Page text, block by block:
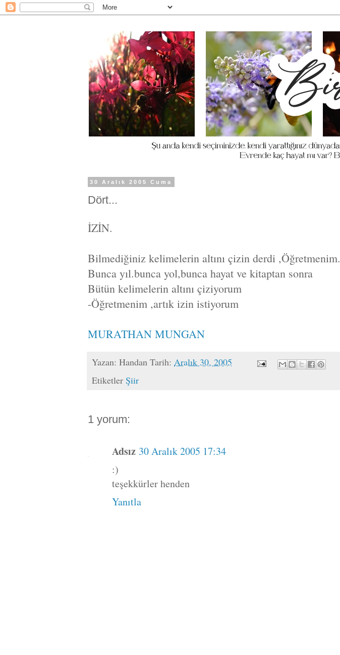
30 Aralık 2005 Cuma
Dört...
İZİN.
Bilmediğiniz kelimelerin altını çizin derdi ,Öğretmenim.
Bunca yıl.bunca yol,bunca hayat ve kitaptan sonra
Bütün kelimelerin altını çiziyorum
-Öğretmenim ,artık izin istiyorum
MURATHAN MUNGAN
Yazan: Handan Tarih: Aralık 30, 2005
Etiketler Şiir
1 yorum:
Adsız 30 Aralık 2005 17:34
:)
teşekkürler henden
Yanıtla